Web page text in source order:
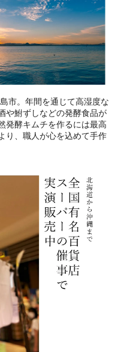
市。年間を通じて高湿度な
や鮒ずしなどの発酵食品が
発酵キムチを作るには最高
り、職人が心を込めて手作